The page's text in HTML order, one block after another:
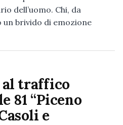
dell’uomo. Chi, da
un brivido di emozione
al traffico
81 “Piceno
e